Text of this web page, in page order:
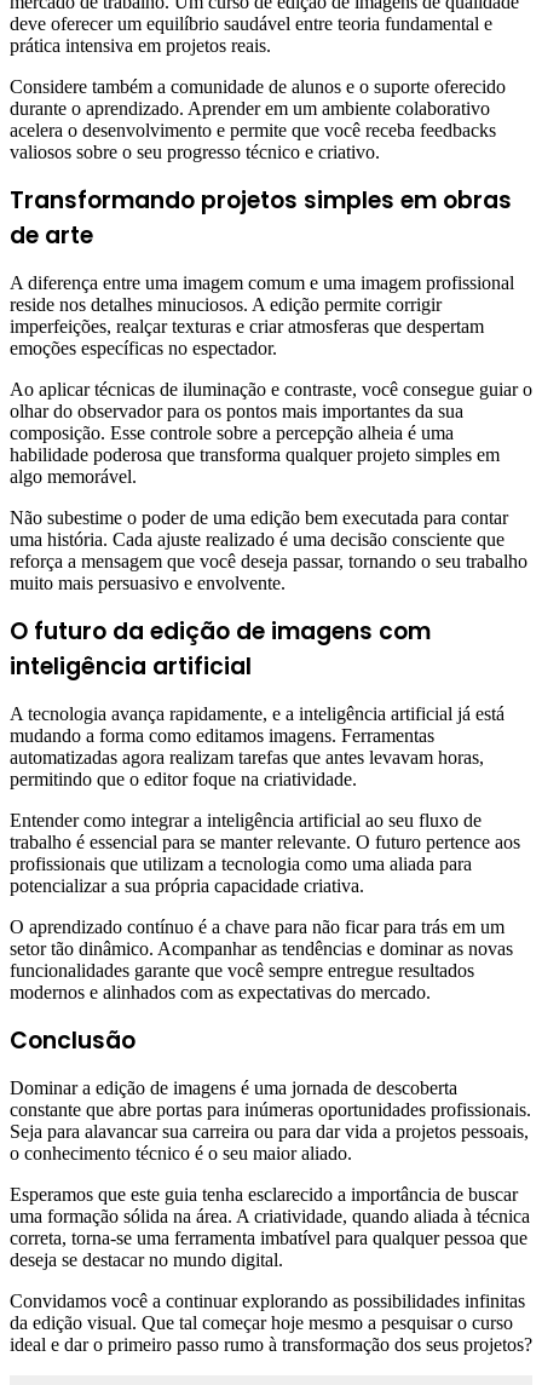
deve oferecer um equilíbrio saudável entre teoria fundamental e
prática intensiva em projetos reais.
Considere também a comunidade de alunos e o suporte oferecido
durante o aprendizado. Aprender em um ambiente colaborativo
acelera o desenvolvimento e permite que você receba feedbacks
valiosos sobre o seu progresso técnico e criativo.
Transformando projetos simples em obras
de arte
A diferença entre uma imagem comum e uma imagem profissional
reside nos detalhes minuciosos. A edição permite corrigir
imperfeições, realçar texturas e criar atmosferas que despertam
emoções específicas no espectador.
Ao aplicar técnicas de iluminação e contraste, você consegue guiar o
olhar do observador para os pontos mais importantes da sua
composição. Esse controle sobre a percepção alheia é uma
habilidade poderosa que transforma qualquer projeto simples em
algo memorável.
Não subestime o poder de uma edição bem executada para contar
uma história. Cada ajuste realizado é uma decisão consciente que
reforça a mensagem que você deseja passar, tornando o seu trabalho
muito mais persuasivo e envolvente.
O futuro da edição de imagens com
inteligência artificial
A tecnologia avança rapidamente, e a inteligência artificial já está
mudando a forma como editamos imagens. Ferramentas
automatizadas agora realizam tarefas que antes levavam horas,
permitindo que o editor foque na criatividade.
Entender como integrar a inteligência artificial ao seu fluxo de
trabalho é essencial para se manter relevante. O futuro pertence aos
profissionais que utilizam a tecnologia como uma aliada para
potencializar a sua própria capacidade criativa.
O aprendizado contínuo é a chave para não ficar para trás em um
setor tão dinâmico. Acompanhar as tendências e dominar as novas
funcionalidades garante que você sempre entregue resultados
modernos e alinhados com as expectativas do mercado.
Conclusão
Dominar a edição de imagens é uma jornada de descoberta
constante que abre portas para inúmeras oportunidades profissionais.
Seja para alavancar sua carreira ou para dar vida a projetos pessoais,
o conhecimento técnico é o seu maior aliado.
Esperamos que este guia tenha esclarecido a importância de buscar
uma formação sólida na área. A criatividade, quando aliada à técnica
correta, torna-se uma ferramenta imbatível para qualquer pessoa que
deseja se destacar no mundo digital.
Convidamos você a continuar explorando as possibilidades infinitas
da edição visual. Que tal começar hoje mesmo a pesquisar o curso
ideal e dar o primeiro passo rumo à transformação dos seus projetos?